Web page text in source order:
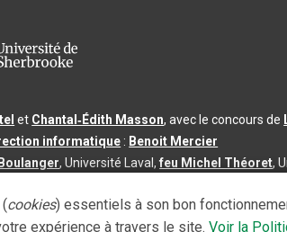
et Chantal‑Édith Masson, avec le concours de
informatique : Benoit Mercier
, Université Laval,feu Michel Théoret,
3.2.2- Dernière mise à jour du contenu :2026-08-
cookies) essentiels à son bon
expérience à travers le site. Voir la